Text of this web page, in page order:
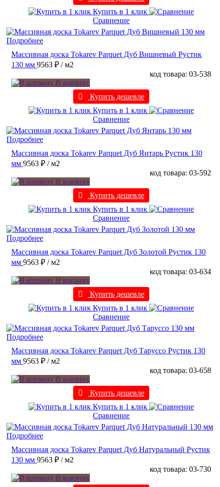
Купить в 1 клик
Сравнение
Подробнее
Массивная доска Tokarev Parquet Дуб Вишневый Рустик
130 мм 9563 ₽ / м2
код товара: 03-538
В корзину
Купить дешевле
Купить в 1 клик
Сравнение
Подробнее
Массивная доска Tokarev Parquet Дуб Янтарь Рустик 130
мм 9563 ₽ / м2
код товара: 03-592
В корзину
Купить дешевле
Купить в 1 клик
Сравнение
Подробнее
Массивная доска Tokarev Parquet Дуб Золотой Рустик 130
мм 9563 ₽ / м2
код товара: 03-634
В корзину
Купить дешевле
Купить в 1 клик
Сравнение
Подробнее
Массивная доска Tokarev Parquet Дуб Таруссо Рустик 130
мм 9563 ₽ / м2
код товара: 03-658
В корзину
Купить дешевле
Купить в 1 клик
Сравнение
Подробнее
Массивная доска Tokarev Parquet Дуб Натуральный Рустик
130 мм 9563 ₽ / м2
код товара: 03-730
В корзину